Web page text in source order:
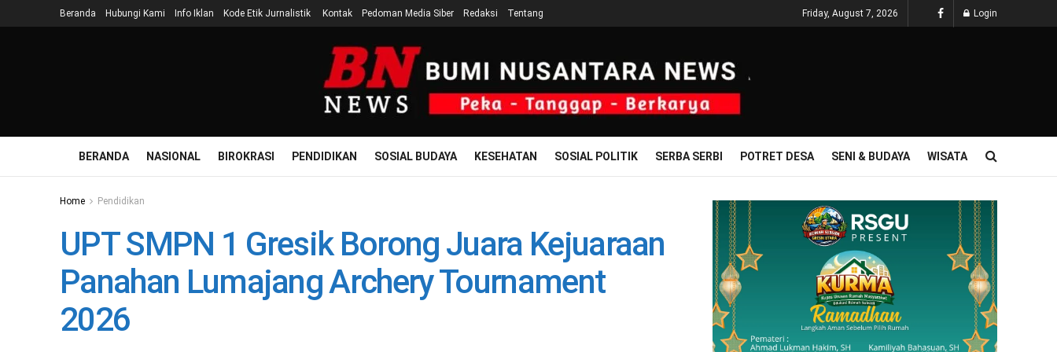
Beranda Hubungi Kami Info Iklan Kode Etik Jurnalistik Kontak Pedoman Media Siber Redaksi Tentang Friday, August 7, 2026 Login
BERANDA NASIONAL BIROKRASI PENDIDIKAN SOSIAL BUDAYA KESEHATAN SOSIAL POLITIK SERBA SERBI POTRET DESA SENI & BUDAYA WISATA
Home Pendidikan
UPT SMPN 1 Gresik Borong Juara Kejuaraan
Panahan Lumajang Archery Tournament
2026